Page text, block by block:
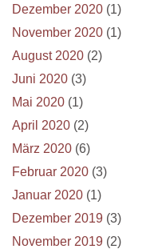
Dezember 2020 (1)
November 2020 (1)
August 2020 (2)
Juni 2020 (3)
Mai 2020 (1)
April 2020 (2)
März 2020 (6)
Februar 2020 (3)
Januar 2020 (1)
Dezember 2019 (3)
November 2019 (2)